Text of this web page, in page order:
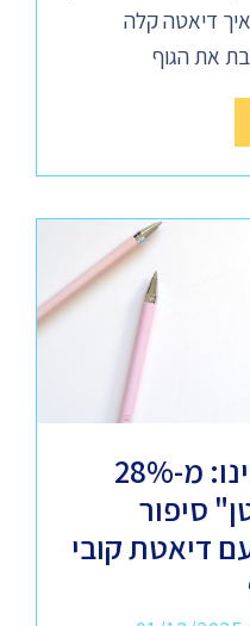
דיאטה קלה
את הגוף
המהפך שלא תאמינו: מ-28%
סיפור
דיאטת קובי